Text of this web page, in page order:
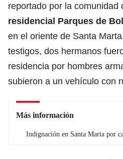
reportado por la comunidad
residencial Parques de
en el oriente de Santa
testigos, dos hermanos
residencia por hombres
subieron a un vehículo con
Más información
Indignación en Santa Marta por